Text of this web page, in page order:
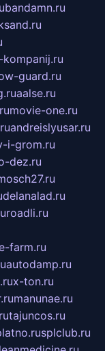
bandamn.ru
guard.ru
aalse.ru
movie-one.ru
andreislyusar.ru
i-grom.ru
dez.ru
delanalad.ru
roadli.ru
farm.ru
autodamp.ru
x-ton.ru
manunae.ru
tajuncos.ru
splclub.ru